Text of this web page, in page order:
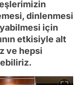
dinlenmesi
için
etkisiyle alt
ve hepsi